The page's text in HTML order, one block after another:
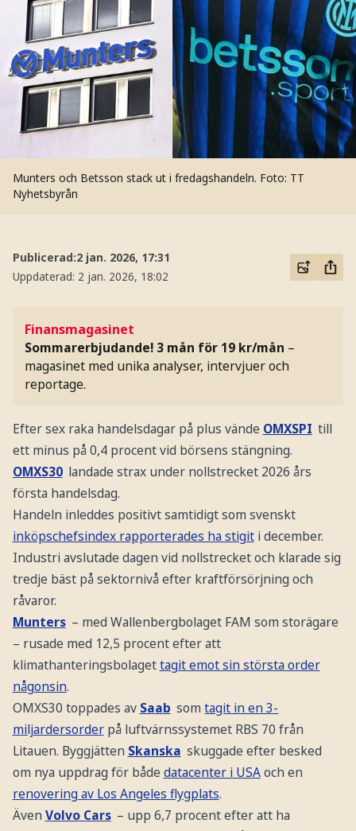
Munters och Betsson stack ut i fredagshandeln. Foto: TT
Nyhetsbyrån
Publicerad:2 jan. 2026, 17:31
Uppdaterad: 2 jan. 2026, 18:02
Finansmagasinet
Sommarerbjudande! 3 mån för 19 kr/mån –
magasinet med unika analyser, intervjuer och
reportage.
Efter sex raka handelsdagar på plus vände OMXSPI till
ett minus på 0,4 procent vid börsens stängning.
OMXS30 landade strax under nollstrecket 2026 års
första handelsdag.
Handeln inleddes positivt samtidigt som svenskt
inköpschefsindex rapporterades ha stigiti december.
Industri avslutade dagen vid nollstrecket och klarade sig
tredje bäst på sektornivå efter kraftförsörjning och
råvaror.
Munters – med Wallenbergbolaget FAM som storägare
– rusade med 12,5 procent efter att
klimathanteringsbolagettagit emot sin största order
någonsin.
OMXS30 toppades av Saab somtagit in en 3-
miljardersorderpå luftvärnssystemet RBS 70 från
Litauen. Byggjätten Skanska skuggade efter besked
om nya uppdrag för både datacenter i USAoch en
renovering av Los Angeles flygplats.
Även Volvo Cars – upp 6,7 procent efter att ha